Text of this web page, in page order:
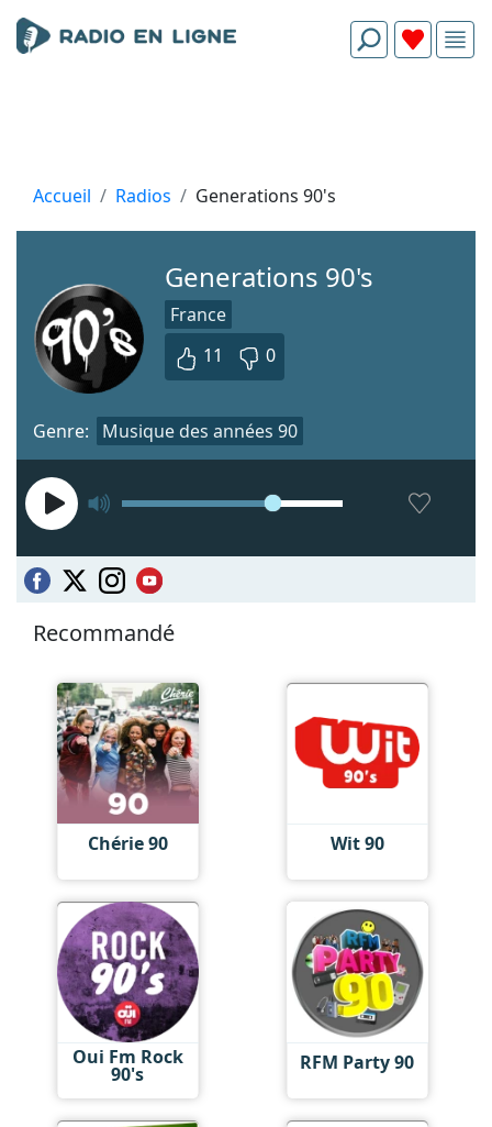
Accueil Radios Generations 90's
Generations 90's
France
11
0
Genre: Musique des années 90
Recommandé
Chérie 90 Wit 90
Oui Fm Rock
90's RFM Party 90